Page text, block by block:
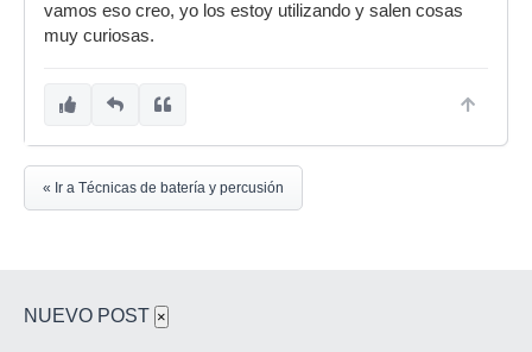
vamos eso creo, yo los estoy utilizando y salen cosas
muy curiosas.
« Ir a Técnicas de batería y percusión
NUEVO POST ×